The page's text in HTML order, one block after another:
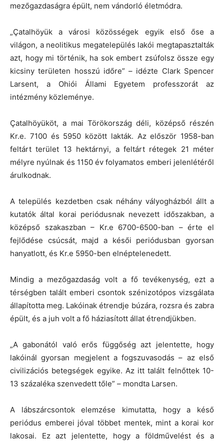
mezőgazdaságra épült, nem vándorló életmódra.
„Çatalhöyük a városi közösségek egyik első őse a
világon, a neolitikus megatelepülés lakói megtapasztalták
azt, hogy mi történik, ha sok embert zsúfolsz össze egy
kicsiny területen hosszú időre” – idézte Clark Spencer
Larsent, a Ohiói Állami Egyetem professzorát az
intézmény közleménye.
Çatalhöyüköt, a mai Törökország déli, középső részén
Kr.e. 7100 és 5950 között lakták. Az először 1958-ban
feltárt terület 13 hektárnyi, a feltárt rétegek 21 méter
mélyre nyúlnak és 1150 év folyamatos emberi jelenlétéről
árulkodnak.
A település kezdetben csak néhány vályogházból állt a
kutatók által korai periódusnak nevezett időszakban, a
középső szakaszban – Kr.e 6700-6500-ban – érte el
fejlődése csúcsát, majd a késői periódusban gyorsan
hanyatlott, és Kr.e 5950-ben elnéptelenedett.
Mindig a mezőgazdaság volt a fő tevékenység, ezt a
térségben talált emberi csontok szénizotópos vizsgálata
állapította meg. Lakóinak étrendje búzára, rozsra és zabra
épült, és a juh volt a fő háziasított állat étrendjükben.
„A gabonától való erős függőség azt jelentette, hogy
lakóinál gyorsan megjelent a fogszuvasodás – az első
civilizációs betegségek egyike. Az itt talált felnőttek 10-
13 százaléka szenvedett tőle” – mondta Larsen.
A lábszárcsontok elemzése kimutatta, hogy a késő
periódus emberei jóval többet mentek, mint a korai kor
lakosai. Ez azt jelentette, hogy a földművelést és a